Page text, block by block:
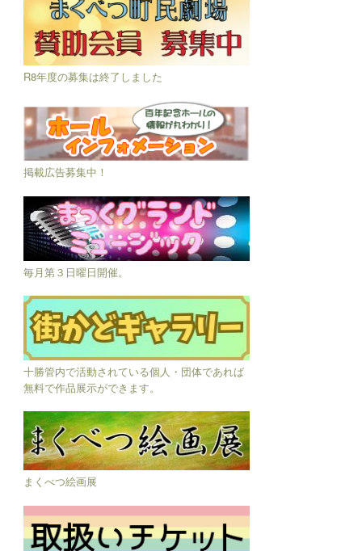
R8年度の募集は終了しました
掲載広告募集中！
毎月第３日曜日開催。
十勝管内で活動されている個人・団体であれば
無料で作品展示ができます。
まくべつ絵画展